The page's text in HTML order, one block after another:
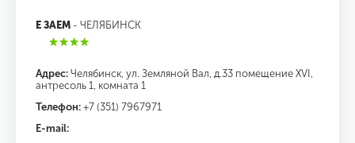
Е ЗАЕМ - ЧЕЛЯБИНСК
Адрес: Челябинск, ул. Земляной Вал, д.33 помещение XVI,
антресоль 1, комната 1
Телефон: +7 (351) 7967971
E-mail: